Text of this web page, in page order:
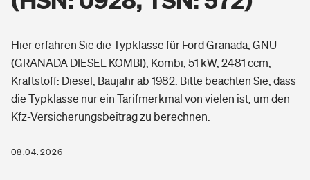
Arbeitsrechtsschutz
Berufshaftpflichtversicherung
Wohngebäudeversicherung
Hausratversicherung
Elementarversicherung
Photovoltaik
Wärmepumpen versichern
Pri­vate Haft­pflicht­
Rechts­schutz­ver­si­che­rung
Gesundheit
Private Krankenversicherung
Hier erfahren Sie die Typklasse für Ford Granada, GNU
(GRANADA DIESEL KOMBI), Kombi, 51 kW, 2481 ccm,
Kraftstoff: Diesel, Baujahr ab 1982. Bitte beachten Sie, dass
die Typklasse nur ein Tarifmerkmal von vielen ist, um den
Kfz-Versicherungsbeitrag zu berechnen.
08.04.2026